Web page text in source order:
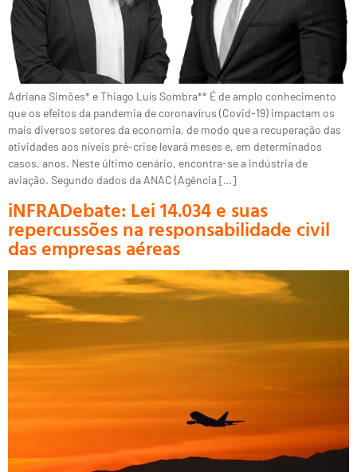
Adriana Simões* e Thiago Luís Sombra** É de amplo conhecimento
que os efeitos da pandemia de coronavírus (Covid-19) impactam os
mais diversos setores da economia, de modo que a recuperação das
atividades aos níveis pré-crise levará meses e, em determinados
casos, anos. Neste último cenário, encontra-se a indústria de
aviação. Segundo dados da ANAC (Agência […]
iNFRADebate: Lei 14.034 e suas
repercussões na responsabilidade civil
das empresas aéreas